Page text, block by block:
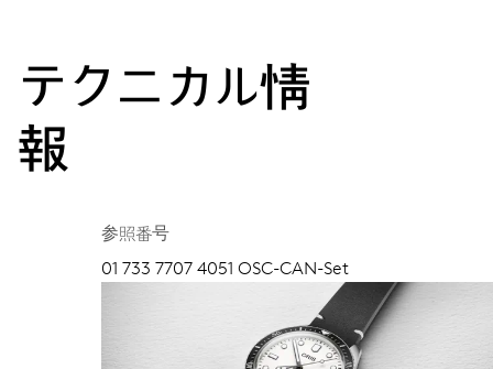
テクニカル情
報
参照番号
01 733 7707 4051 OSC-CAN-Set